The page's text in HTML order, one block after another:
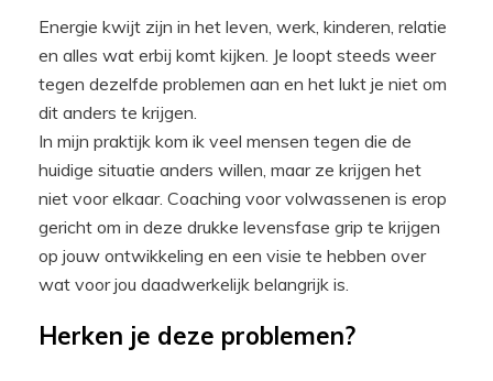
Energie kwijt zijn in het leven, werk, kinderen, relatie
en alles wat erbij komt kijken. Je loopt steeds weer
tegen dezelfde problemen aan en het lukt je niet om
dit anders te krijgen.
In mijn praktijk kom ik veel mensen tegen die de
huidige situatie anders willen, maar ze krijgen het
niet voor elkaar. Coaching voor volwassenen is erop
gericht om in deze drukke levensfase grip te krijgen
op jouw ontwikkeling en een visie te hebben over
wat voor jou daadwerkelijk belangrijk is.
Herken je deze problemen?